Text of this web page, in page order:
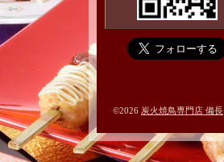
©2026 炭火焼鳥専門店 備長